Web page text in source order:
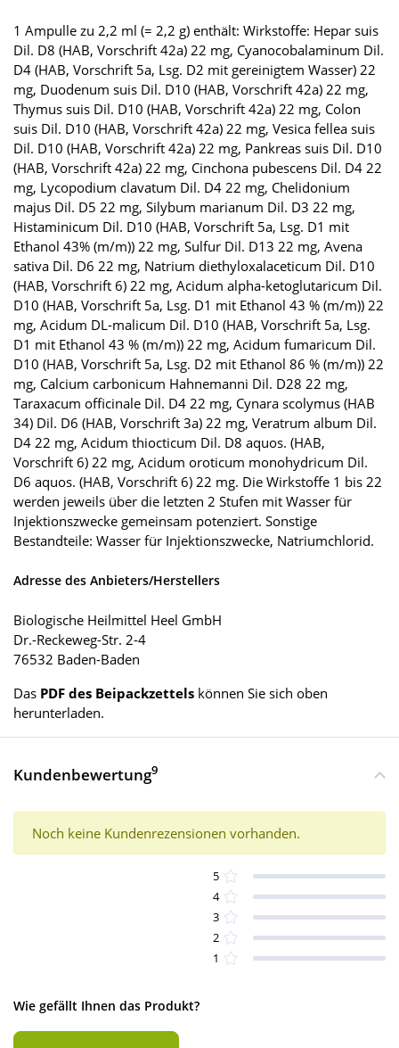
1 Ampulle zu 2,2 ml (= 2,2 g) enthält: Wirkstoffe: Hepar suis
Dil. D8 (HAB, Vorschrift 42a) 22 mg, Cyanocobalaminum Dil.
D4 (HAB, Vorschrift 5a, Lsg. D2 mit gereinigtem Wasser) 22
mg, Duodenum suis Dil. D10 (HAB, Vorschrift 42a) 22 mg,
Thymus suis Dil. D10 (HAB, Vorschrift 42a) 22 mg, Colon
suis Dil. D10 (HAB, Vorschrift 42a) 22 mg, Vesica fellea suis
Dil. D10 (HAB, Vorschrift 42a) 22 mg, Pankreas suis Dil. D10
(HAB, Vorschrift 42a) 22 mg, Cinchona pubescens Dil. D4 22
mg, Lycopodium clavatum Dil. D4 22 mg, Chelidonium
majus Dil. D5 22 mg, Silybum marianum Dil. D3 22 mg,
Histaminicum Dil. D10 (HAB, Vorschrift 5a, Lsg. D1 mit
Ethanol 43% (m/m)) 22 mg, Sulfur Dil. D13 22 mg, Avena
sativa Dil. D6 22 mg, Natrium diethyloxalaceticum Dil. D10
(HAB, Vorschrift 6) 22 mg, Acidum alpha-ketoglutaricum Dil.
D10 (HAB, Vorschrift 5a, Lsg. D1 mit Ethanol 43 % (m/m)) 22
mg, Acidum DL-malicum Dil. D10 (HAB, Vorschrift 5a, Lsg.
D1 mit Ethanol 43 % (m/m)) 22 mg, Acidum fumaricum Dil.
D10 (HAB, Vorschrift 5a, Lsg. D2 mit Ethanol 86 % (m/m)) 22
mg, Calcium carbonicum Hahnemanni Dil. D28 22 mg,
Taraxacum officinale Dil. D4 22 mg, Cynara scolymus (HAB
34) Dil. D6 (HAB, Vorschrift 3a) 22 mg, Veratrum album Dil.
D4 22 mg, Acidum thiocticum Dil. D8 aquos. (HAB,
Vorschrift 6) 22 mg, Acidum oroticum monohydricum Dil.
D6 aquos. (HAB, Vorschrift 6) 22 mg. Die Wirkstoffe 1 bis 22
werden jeweils über die letzten 2 Stufen mit Wasser für
Injektionszwecke gemeinsam potenziert. Sonstige
Bestandteile: Wasser für Injektionszwecke, Natriumchlorid.
Adresse des Anbieters/Herstellers
Biologische Heilmittel Heel GmbH
Dr.-Reckeweg-Str. 2-4
76532 Baden-Baden
Das PDF des Beipackzettels können Sie sich oben
herunterladen.
Kundenbewertung9
Noch keine Kundenrezensionen vorhanden.
5
4
3
2
1
Wie gefällt Ihnen das Produkt?